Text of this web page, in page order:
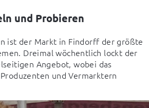
und Probieren
ist der Markt in Findorff der größte
Dreimal wöchentlich lockt der
Angebot, wobei das
und Vermarktern